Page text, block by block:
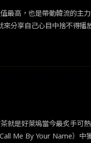
。於是他成為英國特務組
這起網路攻擊事件的駭客
進科技帶來的各種挑戰
序，也產生了不少衝突
最高，也是帶動韓流的主
分享自己心目中捨不得
擇忽略充滿傷痛的過去
人能真正理解他人心中承
個人的姓名都是一串編
還有一個小亮點，就是穿
在提醒我們人生就是這樣
就是好萊塢當今最炙手
Me By Your Name）中